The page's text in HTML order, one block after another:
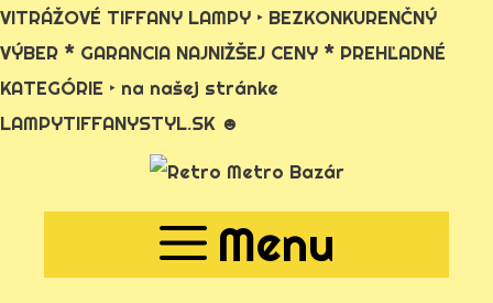
VITRÁŽOVÉ TIFFANY LAMPY ‣ BEZKONKURENČNÝ
VÝBER * GARANCIA NAJNIŽŠEJ CENY * PREHĽADNÉ
KATEGÓRIE ‣ na našej stránke
LAMPYTIFFANYSTYL.SK ☻
Menu